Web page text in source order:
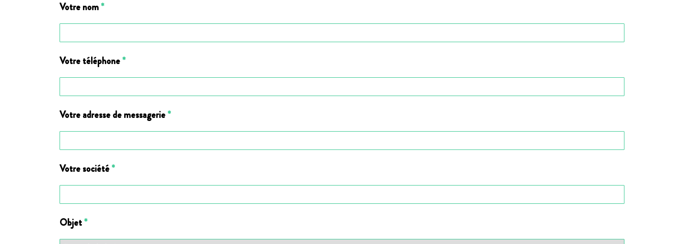
Votre nom*
Votre téléphone*
Votre adresse de messagerie*
Votre société*
Objet*